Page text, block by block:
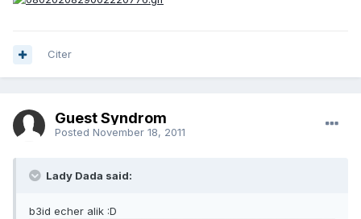
Citer
Guest Syndrom
Posted November 18, 2011
Lady Dada said:
b3id echer alik :D